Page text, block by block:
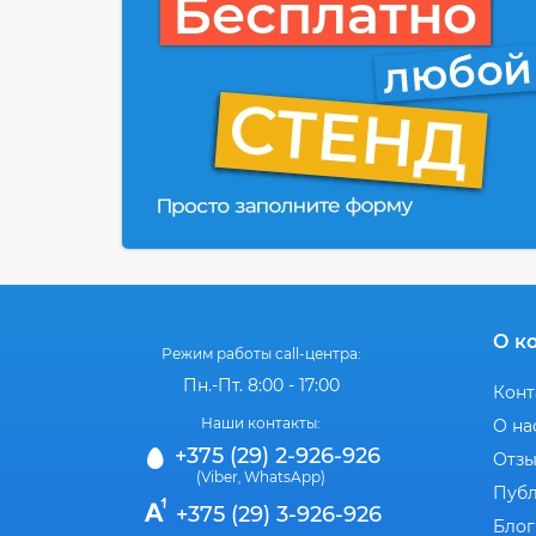
Режим работы call-центра:
Пн.-Пт. 8:00 - 17:00
Наши контакты:
+375 (29) 2-926-926
(Viber, WhatsApp)
+375 (29) 3-926-926
О
О
Блог